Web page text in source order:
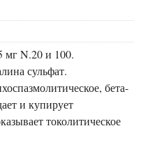
мг N.20 и 100.
сульфат.
бета-
и купирует
токолитическое